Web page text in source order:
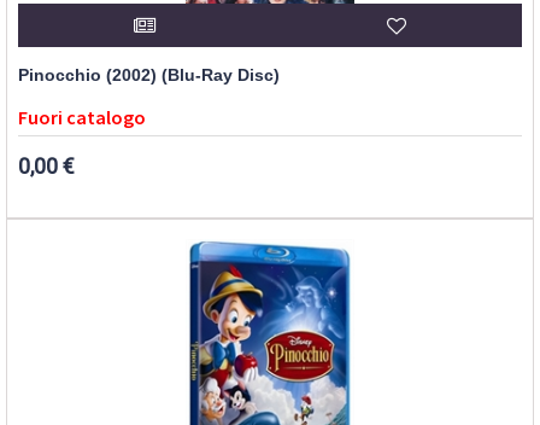
Pinocchio (2002) (Blu-Ray Disc)
Fuori catalogo
0,00 €